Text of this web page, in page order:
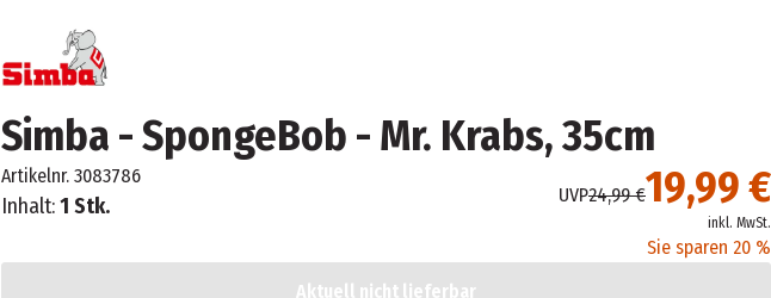
Simba - SpongeBob - Mr. Krabs, 35cm
Artikelnr. 3083786
Inhalt:1 Stk. 19,99 €
UVP24,99 €
inkl. MwSt.
Sie sparen 20 %
Aktuell nicht lieferbar